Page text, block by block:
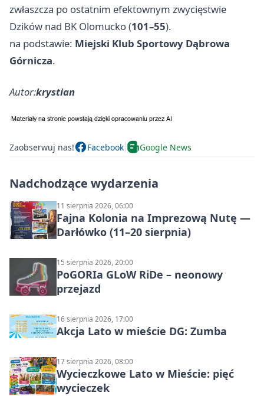
zwłaszcza po ostatnim efektownym zwycięstwie
Dzików nad BK Olomucko (101–55).
na podstawie: Miejski Klub Sportowy Dąbrowa
Górnicza.
Autor:krystian
Zaobserwuj nas! Facebook Google News
Nadchodzące wydarzenia
11 sierpnia 2026, 06:00
Fajna Kolonia na Imprezową Nutę —
Darłówko (11–20 sierpnia)
15 sierpnia 2026, 20:00
PoGORIa GLoW RiDe – neonowy
przejazd
16 sierpnia 2026, 17:00
Akcja Lato w mieście DG: Zumba
17 sierpnia 2026, 08:00
Wycieczkowe Lato w Mieście: pięć
wycieczek